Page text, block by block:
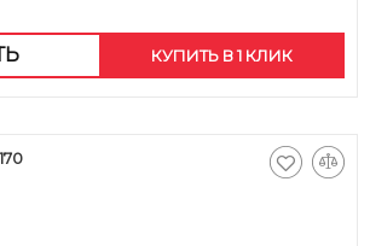
КУПИТЬ В 1 КЛИК